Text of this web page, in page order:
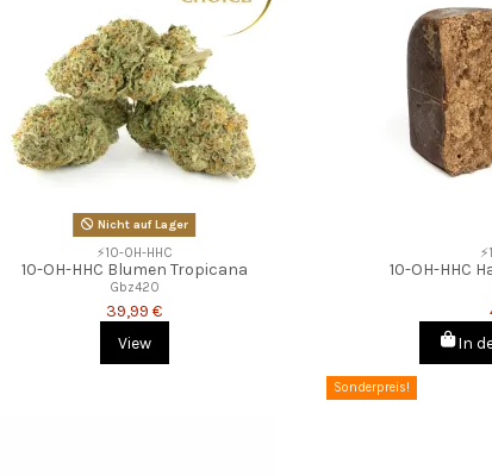
Nicht auf Lager
⚡10-OH-HHC
10-OH-HHC Blumen Tropicana
Gbz420
39,99 €
View
10-OH-HHC
In
Sonderpreis!